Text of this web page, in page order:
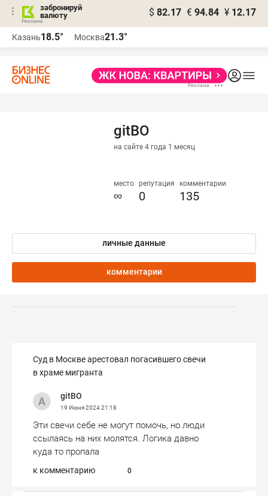
забронируй
валюту
$ 82.17 € 94.84 ¥ 12.17
Казань18.5° Москва21.3°
gitBO
на сайте 4 года 1 месяц
место
∞
репутация
0
комментарии
135
личные данные
комментарии
Суд в Москве арестовал погасившего свечи
в храме мигранта
gitBO
19 Июня 202421:18
Эти свечи себе не могут помочь, но люди
ссылаясь на них молятся. Логика давно
куда то пропала
к комментарию 0